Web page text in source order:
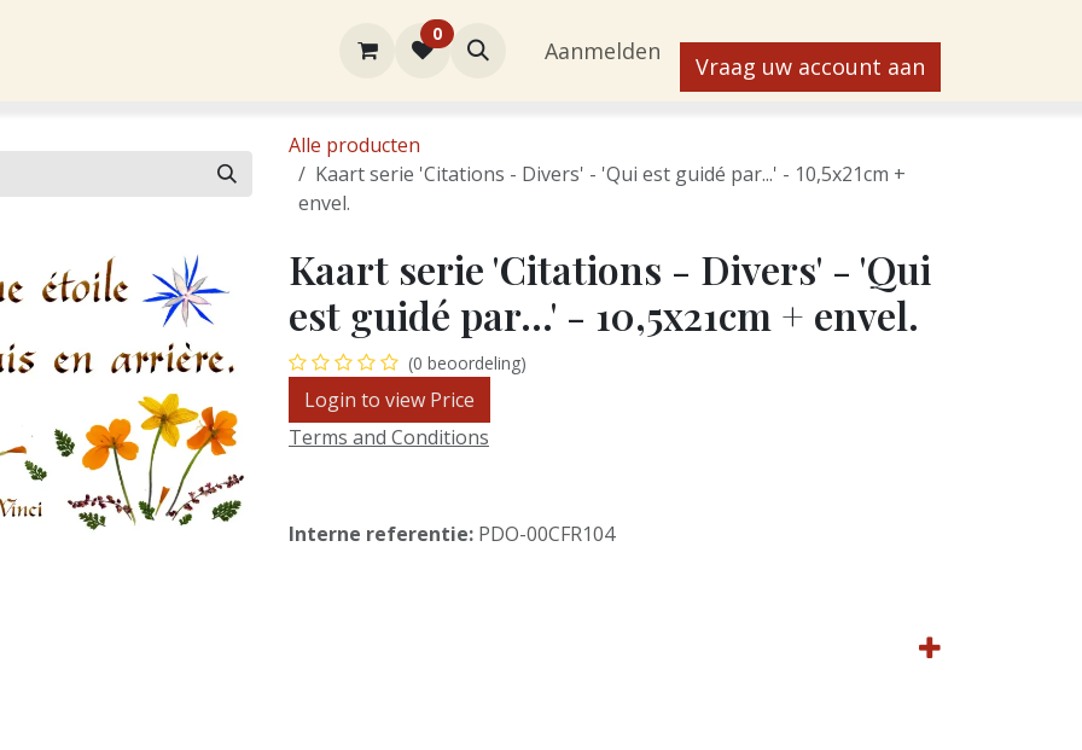
Contact
0
Aanmelden
Vraag uw account aan
Alle producten
Kaart serie 'Citations - Divers' - 'Qui est guidé par...' - 10,5x21cm +
envel.
Kaart serie 'Citations - Divers' - 'Qui
est guidé par...' - 10,5x21cm + envel.
(0 beoordeling)
Login to view Price
Terms and Conditions
Interne referentie: PDO-00CFR104